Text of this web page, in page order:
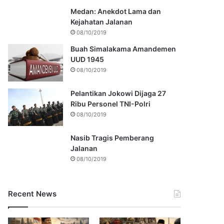
Medan: Anekdot Lama dan
Kejahatan Jalanan
08/10/2019
Buah Simalakama Amandemen
UUD 1945
08/10/2019
Pelantikan Jokowi Dijaga 27
Ribu Personel TNI-Polri
08/10/2019
Nasib Tragis Pemberang
Jalanan
08/10/2019
Recent News